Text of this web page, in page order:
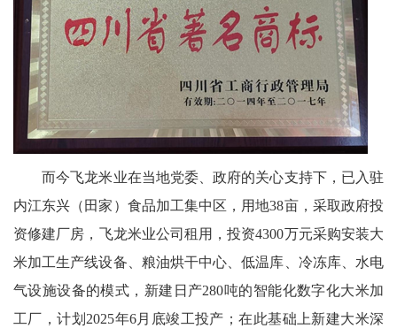
而今飞龙米业在当地党委、政府的关心支持下，已入驻
内江东兴（田家）食品加工集中区，用地38亩，采取政府投
资修建厂房，飞龙米业公司租用，投资4300万元采购安装大
米加工生产线设备、粮油烘干中心、低温库、冷冻库、水电
气设施设备的模式，新建日产280吨的智能化数字化大米加
工厂，计划2025年6月底竣工投产；在此基础上新建大米深